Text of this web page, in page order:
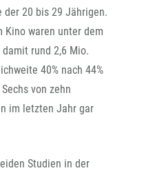
20 bis 29 Jährigen.
waren unter dem
rund 2,6 Mio.
40% nach 44%
von zehn
im letzten Jahr gar
Studien in der